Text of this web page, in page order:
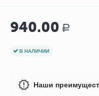
940.00 Р
В НАЛИЧИИ
Наши